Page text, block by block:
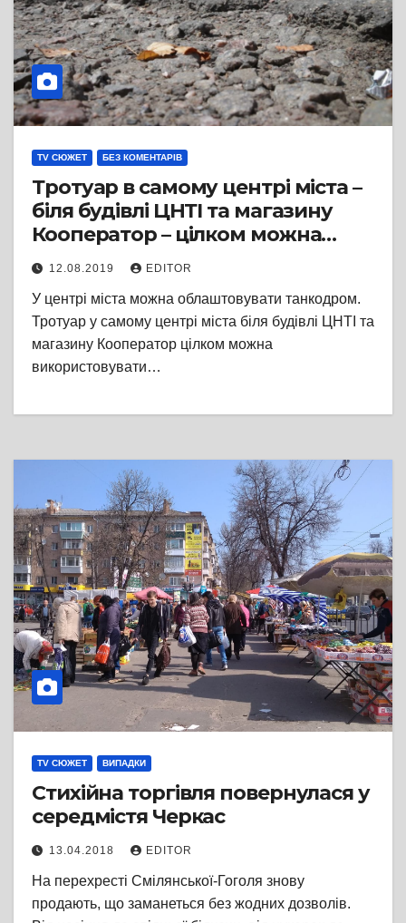
TV СЮЖЕТ БЕЗ КОМЕНТАРІВ
Тротуар в самому центрі міста –
біля будівлі ЦНТІ та магазину
Кооператор – цілком можна
використовувати як танковий
полігон
12.08.2019 EDITOR
У центрі міста можна облаштовувати танкодром.
Тротуар у самому центрі міста біля будівлі ЦНТІ та
магазину Кооператор цілком можна
використовувати…
TV СЮЖЕТ ВИПАДКИ
Стихійна торгівля повернулася у
середмістя Черкас
13.04.2018 EDITOR
На перехресті Смілянської-Гоголя знову
продають, що заманеться без жодних дозволів.